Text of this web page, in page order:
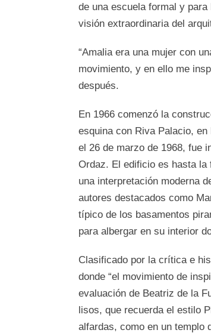
de una escuela formal y
visión extraordinaria del
“Amalia era una mujer con
movimiento, y en ello me
después.
En 1966 comenzó la
esquina con Riva Palacio,
el 26 de marzo de 1968, fue
Ordaz. El edificio es hasta la
una interpretación moderna
autores destacados como
típico de los basamentos
para albergar en su interior
Clasificado por la crítica e
donde “el movimiento de
evaluación de Beatriz de la
lisos, que recuerda el estilo
alfardas, como en un